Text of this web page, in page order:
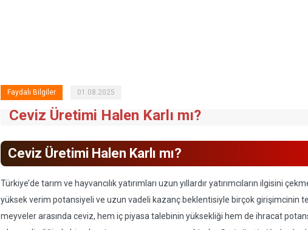
Faydalı Bilgiler 01.08.2025
Ceviz Üretimi Halen Karlı mı?
Ceviz Üretimi Halen Karlı mı?
Türkiye’de tarım ve hayvancılık yatırımları uzun yıllardır yatırımcıların ilgisini
yüksek verim potansiyeli ve uzun vadeli kazanç beklentisiyle birçok girişimcinin
meyveler arasında ceviz, hem iç piyasa talebinin yüksekliği hem de ihracat